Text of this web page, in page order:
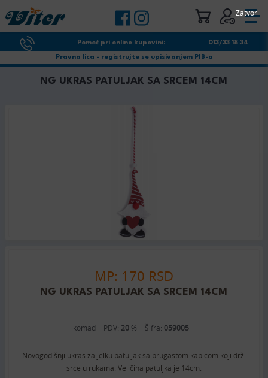
Pomoć pri online kupovini: 013/33 18 34
Pravna lica - registrujte se upisivanjem PIB-a
NG UKRAS PATULJAK SA SRCEM 14CM
MP: 170 RSD
NG UKRAS PATULJAK SA SRCEM 14CM
komad PDV: 20% Šifra: 059005
Novogodišnji ukras za jelku patuljak sa prugastom kapicom koji drži
srce u rukama. Veličina patuljka je 14cm.
Zatvori